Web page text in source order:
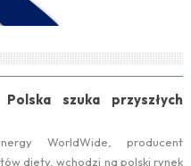
szuka przyszłych
WorldWide, producent
diety, wchodzi na polski rynek